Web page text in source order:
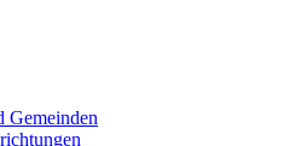
Gemeinden